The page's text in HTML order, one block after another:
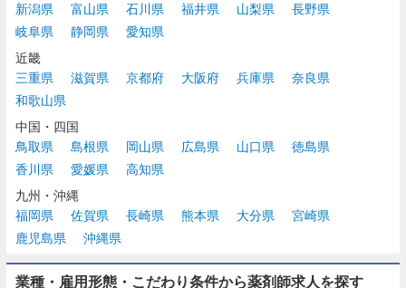
新潟県
富山県 石川県 福井県 山梨県
長野県
岐阜県
静岡県
愛知県
近畿
三重県
滋賀県 京都府 大阪府 兵庫県
奈良県
和歌山県
中国・四国
鳥取県
島根県 岡山県 広島県 山口県
徳島県
香川県
愛媛県
高知県
九州・沖縄
福岡県
佐賀県 長崎県 熊本県 大分県
宮崎県
鹿児島県
沖縄県
業種・雇用形態・こだわり条件から薬剤師求人を探す